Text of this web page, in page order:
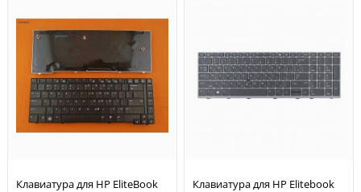
Клавиатура для HP EliteBook
Клавиатура для HP Elitebook